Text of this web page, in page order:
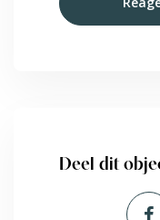
Deel dit